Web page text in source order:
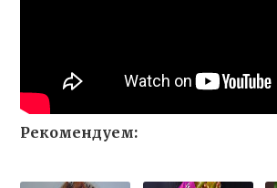
Рекомендуем: